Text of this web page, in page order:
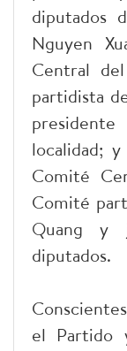
diputados
Nguyen
Central
partidista
localidad;
Comité
Comité
Quang y
diputados.
el Partido